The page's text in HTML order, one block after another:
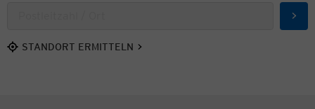
STANDORT ERMITTELN